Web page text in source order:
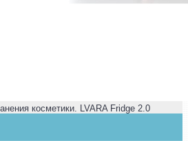
косметики. LVARA Fridge 2.0